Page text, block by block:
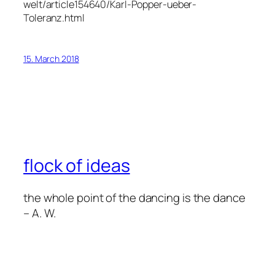
welt/article154640/Karl-Popper-ueber-
Toleranz.html
15. March 2018
flock of ideas
the whole point of the dancing is the dance
– A. W.